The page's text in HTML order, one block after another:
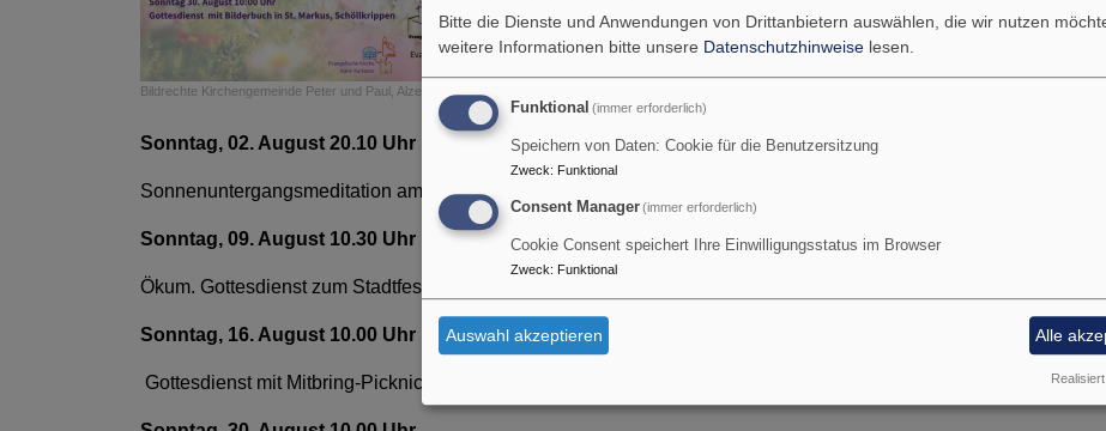
Bildrechte Kirchengemeinde Peter und Paul, Alzenau
Sonntag, 02. August 20.10 Uhr
Sonnenuntergangsmeditation am Campingsee in Kahl mit Pfrin. Kerstin Woudstra
Sonntag, 09. August 10.30 Uhr
Ökum. Gottesdienst zum Stadtfest am Marktplatz in Alzenau, mit Pfr. Matthias Hoffmann
Sonntag, 16. August 10.00 Uhr
Gottesdienst mit Mitbring-Picknick im Kirchgarten der Kreuzkirche in Kahl mit Pfrin. Kerstin Woudstra
Bitte die Dienste und Anwendungen von Drittanbietern auswählen, die wir nutzen
weitere Informationen bitte unsere Datenschutzhinweise lesen.
Funktional (immer erforderlich)
Speichern von Daten: Cookie für die Benutzersitzung
Zweck: Funktional
Consent Manager(immer erforderlich)
Cookie Consent speichert Ihre Einwilligungsstatus im Browser
Zweck: Funktional
Auswahl akzeptieren Alle